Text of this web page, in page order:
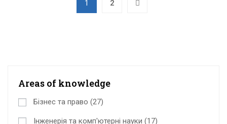
1 2
Areas of knowledge
Бізнес та право (27)
Інженерія та комп'ютерні науки (17)